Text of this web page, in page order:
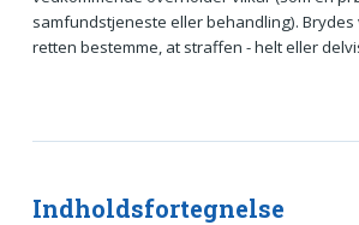
samfundstjeneste eller behandling). Brydes
retten bestemme, at straffen - helt eller
Indholdsfortegnelse